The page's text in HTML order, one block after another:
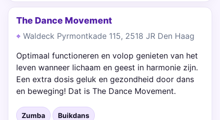
The Dance Movement
Waldeck Pyrmontkade 115, 2518 JR Den Haag
Optimaal functioneren en volop genieten van het
leven wanneer lichaam en geest in harmonie zijn.
Een extra dosis geluk en gezondheid door dans
en beweging! Dat is The Dance Movement.
Zumba Buikdans